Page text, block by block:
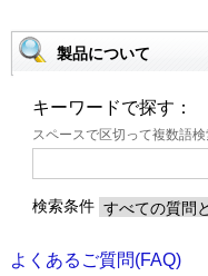
製品について
キーワードで探す：
スペースで区切って複数語
検索条件
よくあるご質問(FAQ)